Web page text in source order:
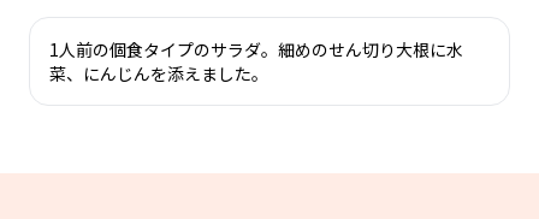
1人前の個食タイプのサラダ。細めのせん切り大根に水
菜、にんじんを添えました。